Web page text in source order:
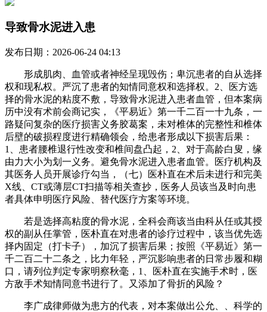
导致骨水泥进入患
发布日期：2026-06-24 04:13
形成肌肉、血管或者神经呈现毁伤；卑沉患者的自从选择
权和现私权。严沉了患者的知情同意权和选择权。2、医方选
择的骨水泥的粘度不敷，导致骨水泥进入患者血管，但本案病
历中没有术前会商记实，《平易近》第一千二百一十九条，一
路疑问复杂的医疗损害义务胶葛案，未对椎体的完整性和椎体
后壁的破损程度进行精确领会，给患者形成以下损害后果：
1、患者腰椎退行性改变和椎间盘凸起，2、对于高龄白叟，缘
由力大小为划一义务。避免骨水泥进入患者血管。医疗机构及
其医务人员开展诊疗勾当，（七）医朴直在术后未进行和完美
X线、CT或薄层CT扫描等相关查抄，医务人员该当及时向患
者具体申明医疗风险、替代医疗方案等环境。
若是选择高粘度的骨水泥，全科会商该当由科从任或其授
权的副从任掌管，医朴直在对患者的诊疗过程中，该当优先选
择内固定（打卡子），加沉了损害后果；按照《平易近》第一
千二百二十二条之，比力年轻，严沉影响患者的日常步履和糊
口，请列位判定专家明察秋毫，1、医朴直在实施手术时，医
方敌手术知情同意书进行了。又添加了骨折的风险？
李广成律师做为患方的代表，对本案做出公允、、科学的